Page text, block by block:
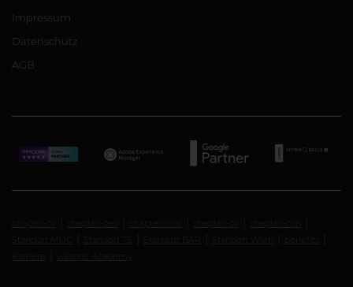
Impressum
Datenschutz
AGB